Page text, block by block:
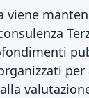
viene